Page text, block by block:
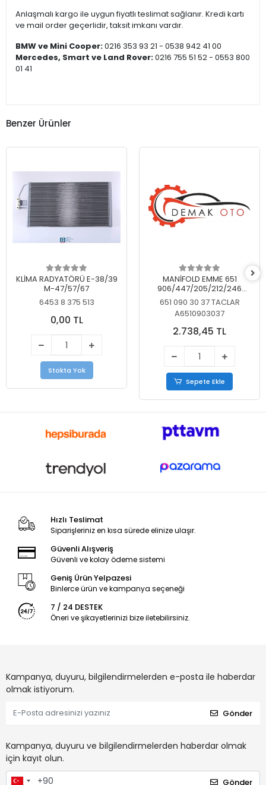
Anlaşmalı kargo ile uygun fiyatlı teslimat sağlanır. Kredi kartı
ve mail order geçerlidir, taksit imkanı vardır.
BMW ve Mini Cooper:0216 353 93 21 - 0538 942 41 00
Mercedes, Smart ve Land Rover:0216 755 51 52 - 0553 800
01 41
Benzer Ürünler
KLİMA RADYATÖRÜ E-38/39
M-47/57/67
6453 8 375 513
0,00 TL
Stokta Yok
MANİFOLD EMME 651
906/447/205/212/246
KELEBEKSİZ
651 090 30 37 TACLAR
A6510903037
2.738,45 TL
Sepete Ekle
Hızlı Teslimat
Siparişleriniz en kısa sürede elinize ulaşır.
Güvenli Alışveriş
Güvenli ve kolay ödeme sistemi
Geniş Ürün Yelpazesi
Binlerce ürün ve kampanya seçeneği
7 / 24 DESTEK
Öneri ve şikayetlerinizi bize iletebilirsiniz.
Kampanya, duyuru, bilgilendirmelerden e-posta ile haberdar
olmak istiyorum.
Gönder
Kampanya, duyuru ve bilgilendirmelerden haberdar olmak
için kayıt olun.
Gönder